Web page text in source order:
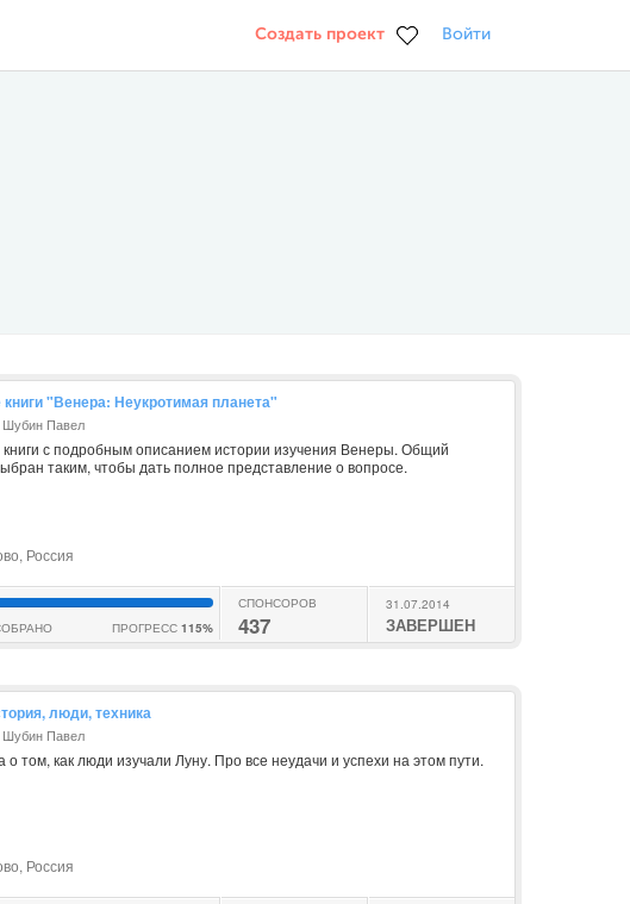
Создать проект Войти
"Венера: Неукротимая планета"
Шубин Павел
с подробным описанием истории изучения Венеры. Общий
таким, чтобы дать полное представление о вопросе.
Россия
ПРОГРЕСС 115%
СПОНСОРОВ
437
31.07.2014
ЗАВЕРШЕН
люди, техника
Шубин Павел
о том, как люди изучали Луну. Про все неудачи и успехи на этом пути.
Россия